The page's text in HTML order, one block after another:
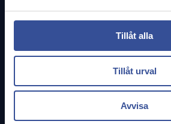
Tillåt alla
Tillåt urval
Avvisa